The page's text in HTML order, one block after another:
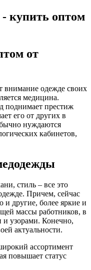
купить оптом
от
внимание одежде своих
медицина.
поднимает престиж
его от других в
нуждаются
кабинетов,
стиль – все это
Причем, сейчас
и другие, более яркие и
массы работников, в
узорами. Конечно,
актуальности.
ассортимент
повышает статус